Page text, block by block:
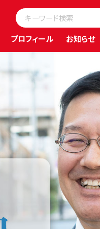
プロフィール お知らせ